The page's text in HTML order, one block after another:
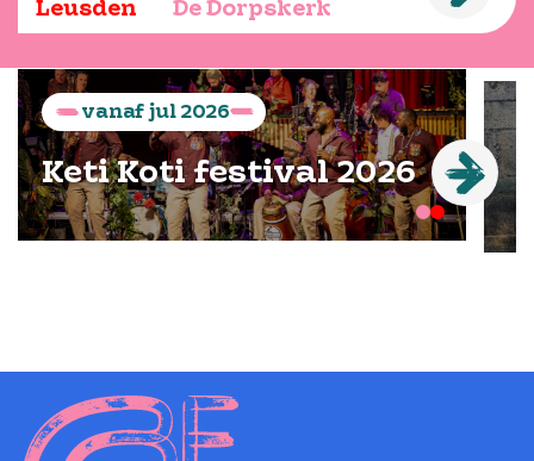
Leusden De Dorpskerk
vanaf jul 2026
Keti Koti festival 2026